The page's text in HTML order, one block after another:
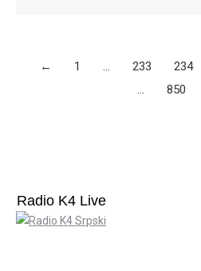
← 1 … 233 234
…
850
Radio K4 Live